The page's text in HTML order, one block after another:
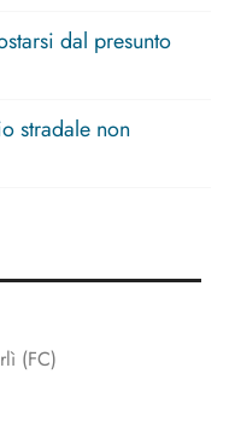
dal presunto
stradale non
(FC)